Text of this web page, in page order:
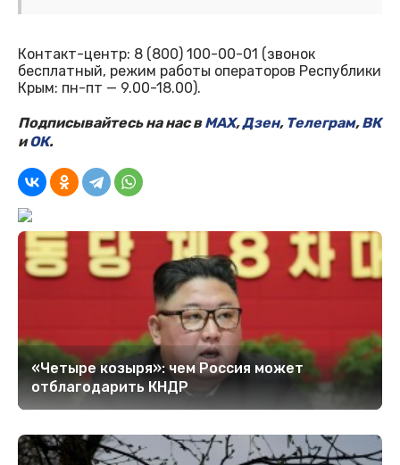
Контакт-центр: 8 (800) 100-00-01 (звонок
бесплатный, режим работы операторов Республики
Крым: пн-пт — 9.00-18.00).
Подписывайтесь на нас вMAX,Дзен, Телеграм,ВК
иОК.
«Четыре козыря»: чем Россия может
отблагодарить КНДР